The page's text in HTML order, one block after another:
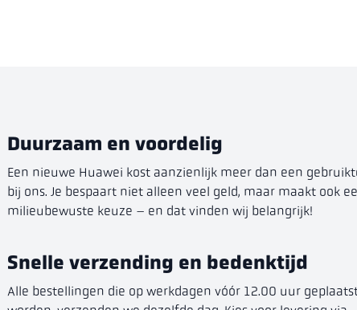
Duurzaam en voordelig
Een nieuwe Huawei kost aanzienlijk meer dan een
bij ons. Je bespaart niet alleen veel geld, maar maakt ook
milieubewuste keuze – en dat vinden wij belangrijk!
Snelle verzending en bedenktijd
Alle bestellingen die op werkdagen vóór 12.00 uur